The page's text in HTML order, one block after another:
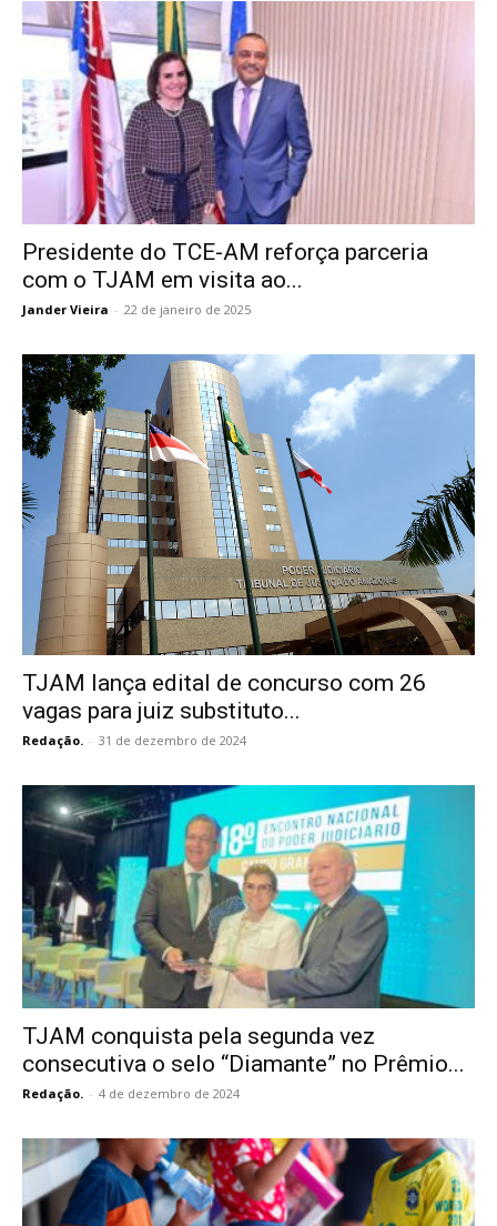
Presidente do TCE-AM reforça parceria
com o TJAM em visita ao...
Jander Vieira - 22 de janeiro de 2025
TJAM lança edital de concurso com 26
vagas para juiz substituto...
Redação. - 31 de dezembro de 2024
TJAM conquista pela segunda vez
consecutiva o selo “Diamante” no Prêmio...
Redação. - 4 de dezembro de 2024